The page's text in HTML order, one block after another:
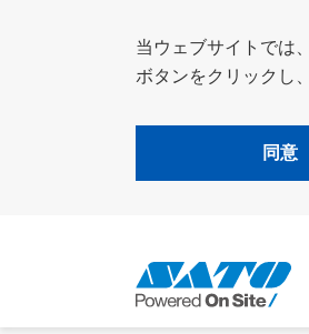
当ウェブサイトでは
ボタンをクリックし
同意